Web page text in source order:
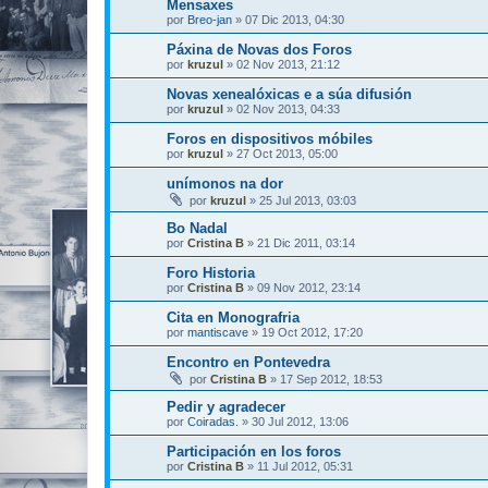
Mensaxes
por Breo-jan » 07 Dic 2013, 04:30
Páxina de Novas dos Foros
por kruzul » 02 Nov 2013, 21:12
Novas xenealóxicas e a súa difusión
por kruzul » 02 Nov 2013, 04:33
Foros en dispositivos móbiles
por kruzul » 27 Oct 2013, 05:00
unímonos na dor
por kruzul » 25 Jul 2013, 03:03
Bo Nadal
por Cristina B » 21 Dic 2011, 03:14
Foro Historia
por Cristina B » 09 Nov 2012, 23:14
Cita en Monografria
por mantiscave » 19 Oct 2012, 17:20
Encontro en Pontevedra
por Cristina B » 17 Sep 2012, 18:53
Pedir y agradecer
por Coiradas. » 30 Jul 2012, 13:06
Participación en los foros
por Cristina B » 11 Jul 2012, 05:31